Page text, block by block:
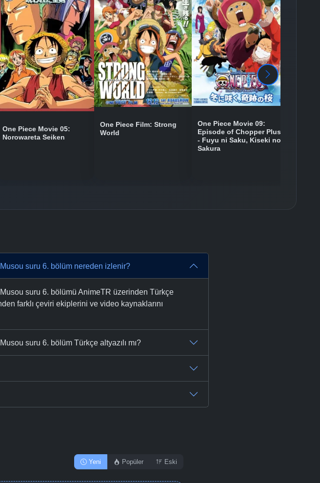
One Piece Movie 05:
Norowareta Seiken
One Piece Film: Strong
World
One Piece Movie 09:
Episode of Chopper Plus
- Fuyu ni Saku, Kiseki no
Sakura
suru 6. bölüm nereden izlenir?
suru 6. bölümü AnimeTR üzerinden Türkçe
farklı çeviri ekiplerini ve video kaynaklarını
suru 6. bölüm Türkçe altyazılı mı?
Yeni Popüler Eski